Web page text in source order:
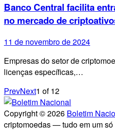
Banco Central facilita
no mercado de
11 de novembro de 2024
Empresas do setor de
licenças específicas,…
PrevNext1 of12
Copyright © 2026 Boletim
criptomoedas — tudo em um só